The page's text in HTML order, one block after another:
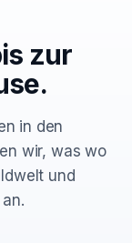
zur
in den
wir, was wo
und